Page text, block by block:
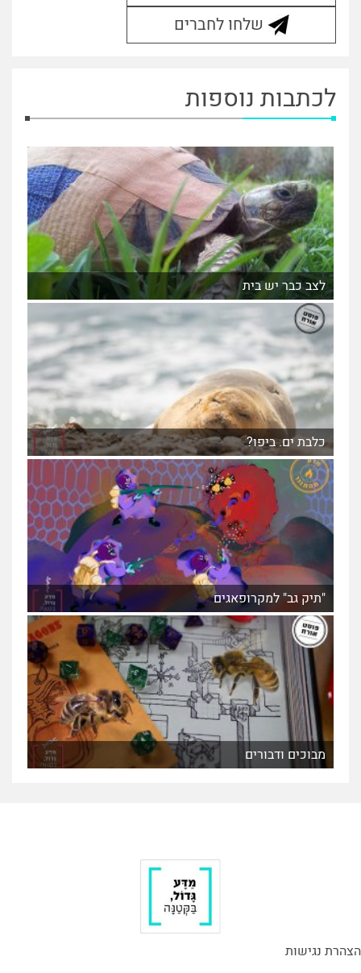
שלחו לחברים
לכתבות נוספות
לצב כבר יש בית
כלבת ים. ביפו?
"תיק גב" למקרופאגים
מבוכים ודבורים
הצהרת נגישות